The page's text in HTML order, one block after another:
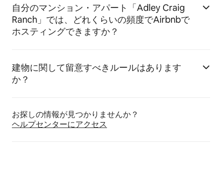
自分のマンション・アパート「Adley Craig
Ranch」では、どれくらいの頻度でAirbnbで
ホスティングできますか？
建物に関して留意すべきルールはあります
か？
お探しの情報が見つかりませんか？
ヘルプセンターにア⁠ク⁠セ⁠ス